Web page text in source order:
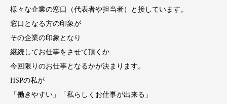
様々な企業の窓口（代表者や担当者）と接しています。
窓口となる方の印象が
その企業の印象となり
継続してお仕事をさせて頂くか
今回限りのお仕事となるかが決まります。
HSPの私が
「働きやすい」「私らしくお仕事が出来る」